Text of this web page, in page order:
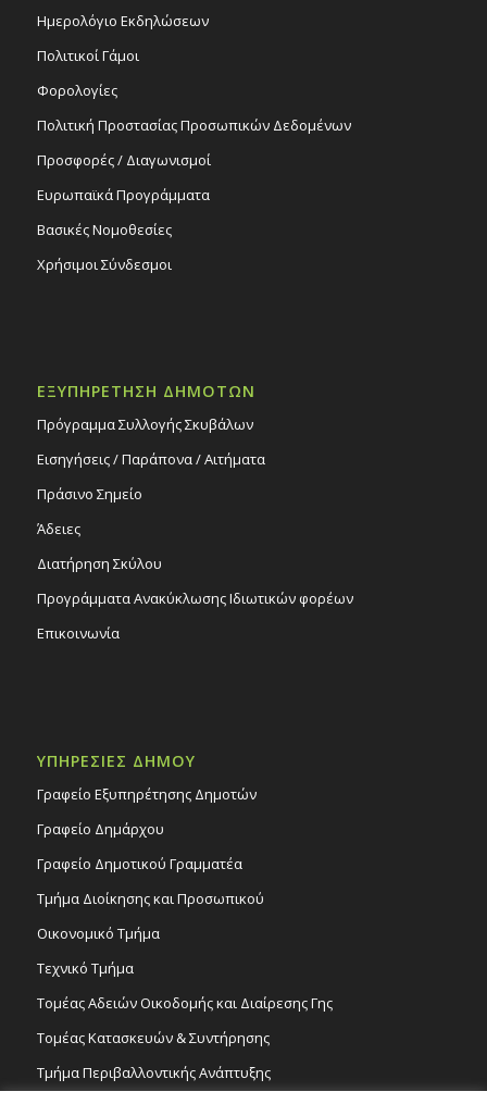
Ημερολόγιο Εκδηλώσεων
Πολιτικοί Γάμοι
Φορολογίες
Πολιτική Προστασίας Προσωπικών Δεδομένων
Προσφορές / Διαγωνισμοί
Ευρωπαϊκά Προγράμματα
Βασικές Νομοθεσίες
Χρήσιμοι Σύνδεσμοι
ΕΞΥΠΗΡΕΤΗΣΗ ΔΗΜΟΤΩΝ
Πρόγραμμα Συλλογής Σκυβάλων
Εισηγήσεις / Παράπονα / Αιτήματα
Πράσινο Σημείο
Άδειες
Διατήρηση Σκύλου
Προγράμματα Ανακύκλωσης Ιδιωτικών φορέων
Επικοινωνία
ΥΠΗΡΕΣΙΕΣ ΔΗΜΟΥ
Γραφείο Εξυπηρέτησης Δημοτών
Γραφείο Δημάρχου
Γραφείο Δημοτικού Γραμματέα
Τμήμα Διοίκησης και Προσωπικού
Οικονομικό Τμήμα
Τεχνικό Τμήμα
Τομέας Αδειών Οικοδομής και Διαίρεσης Γης
Τομέας Κατασκευών & Συντήρησης
Τμήμα Περιβαλλοντικής Ανάπτυξης